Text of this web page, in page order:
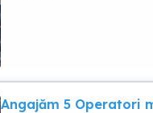
Angajăm 5 Operatori